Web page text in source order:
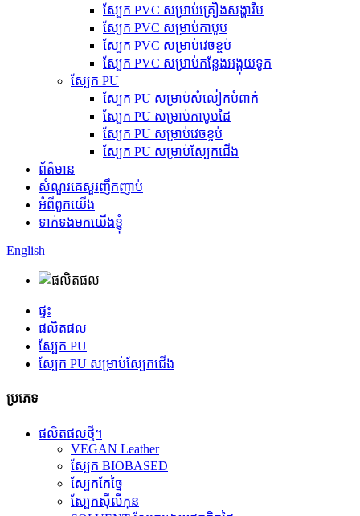
ស្បែក PVC សម្រាប់គ្រឿងសង្ហារឹម
ស្បែក PVC សម្រាប់កាបូប
ស្បែក PVC សម្រាប់វេចខ្ចប់
ស្បែក PVC សម្រាប់កន្លែងអង្គុយទូក
ស្បែក PU
ស្បែក PU សម្រាប់សំលៀកបំពាក់
ស្បែក PU សម្រាប់កាបូបដៃ
ស្បែក PU សម្រាប់វេចខ្ចប់
ស្បែក PU សម្រាប់ស្បែកជើង
ព័ត៌មាន
សំណួរគេសួរញឹកញាប់
អំពីពួកយើង
ទាក់ទងមកយើងខ្ញុំ
English
ផ្ទះ
ផលិតផល
ស្បែក PU
ស្បែក PU សម្រាប់ស្បែកជើង
ប្រភេទ
ផលិតផលថ្មី។
VEGAN Leather
ស្បែក BIOBASED
ស្បែកកែច្នៃ
ស្បែកស៊ីលីកុន